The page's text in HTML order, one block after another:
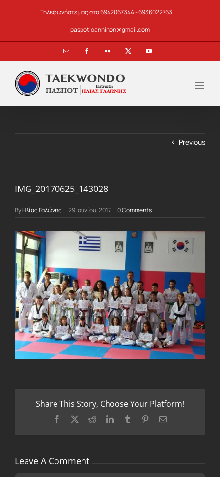
Τηλεφωνήστε μας στο 6942067344 - 6936022763 |
paspotioanninon@gmail.com
Email FacebookFlickr YouTube
Previous
IMG_20170625_143028
ByΗλίας Γαλώνης | 29 Ιουνίου, 2017 | 0 Comments
Share This Story, Choose Your Platform!
Facebook RedditLinkedInTumblr PinterestEmail
Leave A Comment